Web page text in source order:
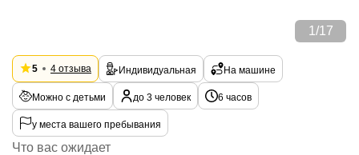
1 /17
5 4 отзыва Индивидуальная На машине
Можно с детьми до 3 человек 6 часов
у места вашего пребывания
Что вас ожидает